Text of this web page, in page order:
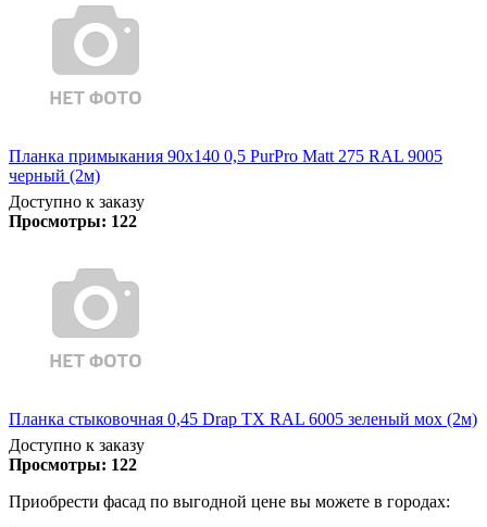
Планка примыкания 90х140 0,5 PurPro Matt 275 RAL 9005
черный (2м)
Доступно к заказу
Просмотры: 122
Планка стыковочная 0,45 Drap TX RAL 6005 зеленый мох (2м)
Доступно к заказу
Просмотры: 122
Приобрести фасад по выгодной цене вы можете в городах: